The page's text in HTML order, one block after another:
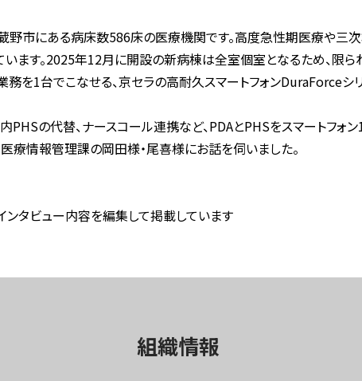
野市にある病床数586床の医療機関です。高度急性期医療や三
ます。2025年12月に開設の新病棟は全室個室となるため、限
務を1台でこなせる、京セラの高耐久スマートフォンDuraForceシ
PHSの代替、ナースコール連携など、PDAとPHSをスマートフォ
療情報管理課の岡田様・尾喜様にお話を伺いました。
タビュー内容を編集して掲載しています
組織情報